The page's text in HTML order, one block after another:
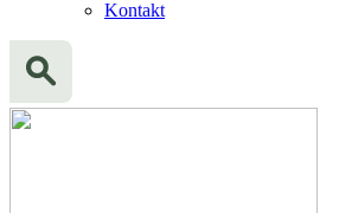
Kontakt